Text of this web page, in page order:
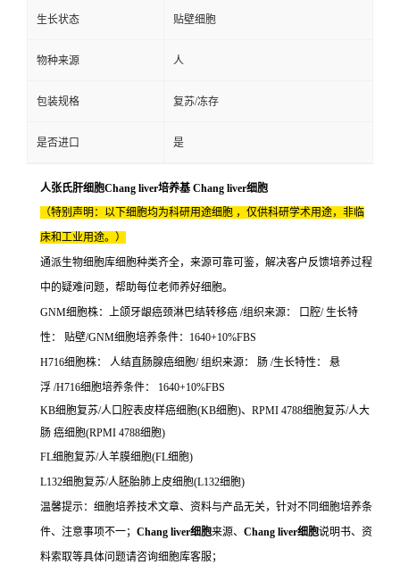
生长状态 贴壁细胞
物种来源 人
包装规格 复苏/冻存
是否进口 是
人张氏肝细胞Chang liver培养基 Chang liver细胞
（特别声明：以下细胞均为科研用途细胞 ，仅供科研学术用途，非临
床和工业用途。）
通派生物细胞库细胞种类齐全，来源可靠可鉴，解决客户反馈培养过程
中的疑难问题，帮助每位老师养好细胞。
GNM细胞株：上颌牙龈癌颈淋巴结转移癌 /组织来源： 口腔/ 生长特
性： 贴壁/GNM细胞培养条件：1640+10%FBS
H716细胞株： 人结直肠腺癌细胞/ 组织来源： 肠 /生长特性： 悬
浮 /H716细胞培养条件： 1640+10%FBS
KB细胞复苏/人口腔表皮样癌细胞(KB细胞)、RPMI 4788细胞复苏/人大
肠 癌细胞(RPMI 4788细胞)
FL细胞复苏/人羊膜细胞(FL细胞)
L132细胞复苏/人胚胎肺上皮细胞(L132细胞)
温馨提示：细胞培养技术文章、资料与产品无关，针对不同细胞培养条
件、注意事项不一； Chang liver细胞来源、 Chang liver细胞说明书、资
料索取等具体问题请咨询细胞库客服；